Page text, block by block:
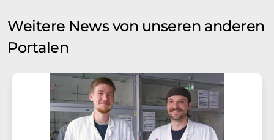
Weitere News von unseren anderen
Portalen